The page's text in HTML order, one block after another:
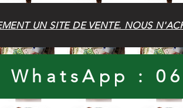
UN SITE DE VENTE. NOUS
WhatsApp :